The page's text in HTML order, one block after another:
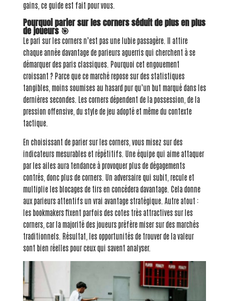
gains, ce guide est fait pour vous.
Pourquoi parier sur les corners séduit de plus en plus
de joueurs 🎯
Le pari sur les corners n’est pas une lubie passagère. Il attire
chaque année davantage de parieurs aguerris qui cherchent à se
démarquer des paris classiques. Pourquoi cet engouement
croissant ? Parce que ce marché repose sur des statistiques
tangibles, moins soumises au hasard pur qu’un but marqué dans les
dernières secondes. Les corners dépendent de la possession, de la
pression offensive, du style de jeu adopté et même du contexte
tactique.
En choisissant de parier sur les corners, vous misez sur des
indicateurs mesurables et répétitifs. Une équipe qui aime attaquer
par les ailes aura tendance à provoquer plus de dégagements
contrés, donc plus de corners. Un adversaire qui subit, recule et
multiplie les blocages de tirs en concédera davantage. Cela donne
aux parieurs attentifs un vrai avantage stratégique. Autre atout :
les bookmakers fixent parfois des cotes très attractives sur les
corners, car la majorité des joueurs préfère miser sur des marchés
traditionnels. Résultat, les opportunités de trouver de la valeur
sont bien réelles pour ceux qui savent analyser.